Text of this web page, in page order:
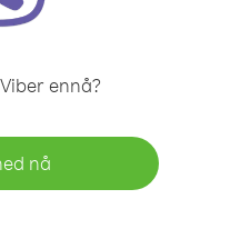
ennå?
nå